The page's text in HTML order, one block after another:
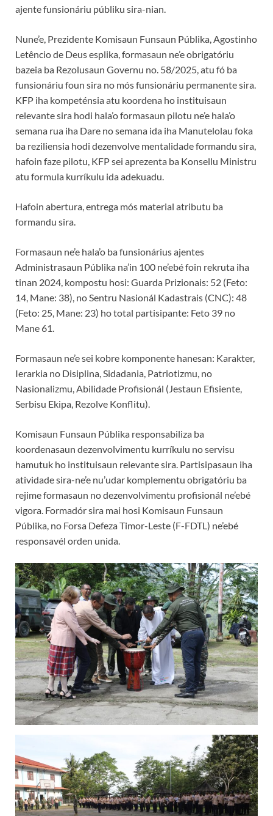
ajente funsionáriu públiku sira-nian.
Nune’e, Prezidente Komisaun Funsaun Públika, Agostinho
Letêncio de Deus esplika, formasaun ne’e obrigatóriu
bazeia ba Rezolusaun Governu no. 58/2025, atu fó ba
funsionáriu foun sira no mós funsionáriu permanente sira.
KFP iha kompeténsia atu koordena ho instituisaun
relevante sira hodi hala’o formasaun pilotu ne’e hala’o
semana rua iha Dare no semana ida iha Manutelolau foka
ba reziliensia hodi dezenvolve mentalidade formandu sira,
hafoin faze pilotu, KFP sei aprezenta ba Konsellu Ministru
atu formula kurríkulu ida adekuadu.
Hafoin abertura, entrega mós material atributu ba
formandu sira.
Formasaun ne’e hala’o ba funsionárius ajentes
Administrasaun Públika na’in 100 ne’ebé foin rekruta iha
tinan 2024, kompostu hosi: Guarda Prizionais: 52 (Feto:
14, Mane: 38), no Sentru Nasionál Kadastrais (CNC): 48
(Feto: 25, Mane: 23) ho total partisipante: Feto 39 no
Mane 61.
Formasaun ne’e sei kobre komponente hanesan: Karakter,
Ierarkia no Disiplina, Sidadania, Patriotizmu, no
Nasionalizmu, Abilidade Profisionál (Jestaun Efisiente,
Serbisu Ekipa, Rezolve Konflitu).
Komisaun Funsaun Públika responsabiliza ba
koordenasaun dezenvolvimentu kurríkulu no servisu
hamutuk ho instituisaun relevante sira. Partisipasaun iha
atividade sira-ne’e nu’udar komplementu obrigatóriu ba
rejime formasaun no dezenvolvimentu profisionál ne’ebé
vigora. Formadór sira mai hosi Komisaun Funsaun
Públika, no Forsa Defeza Timor-Leste (F-FDTL) ne’ebé
responsavél orden unida.